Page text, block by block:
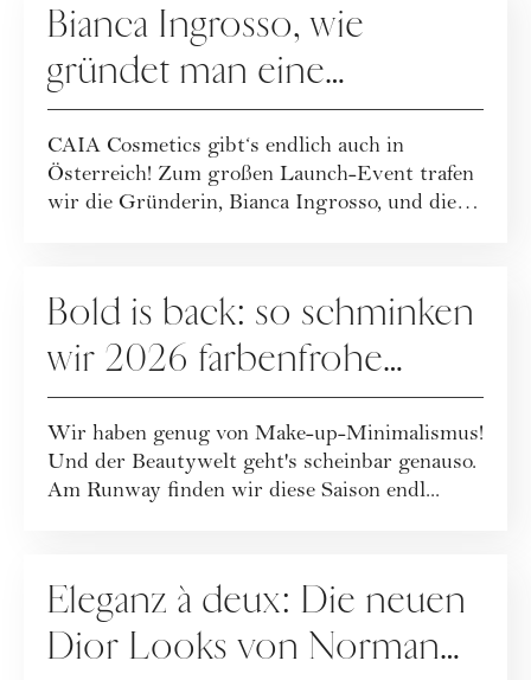
Bianca Ingrosso, wie
gründet man eine
erfolgreiche Beauty-Brand?
CAIA Cosmetics gibt‘s endlich auch in
Österreich! Zum großen Launch-Event trafen
wir die Gründerin, Bianca Ingrosso, und die
Bold is back: so schminken
wir 2026 farbenfrohe
Make-up-Looks
Wir haben genug von Make-up-Minimalismus!
Und der Beautywelt geht's scheinbar genauso.
Am Runway finden wir diese Saison endl...
Eleganz à deux: Die neuen
Dior Looks von Norman